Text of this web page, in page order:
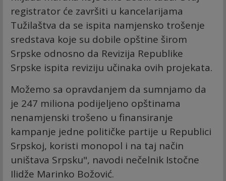
registrator će završiti u kancelarijama
Tužilaštva da se ispita namjensko trošenje
sredstava koje su dobile opštine širom
Srpske odnosno da Revizija Republike
Srpske ispita reviziju učinaka ovih projekata.
Možemo sa opravdanjem da sumnjamo da
je 247 miliona podijeljeno opštinama
nenamjenski trošeno u finansiranje
kampanje jedne političke partije u Republici
Srpskoj, koristi monopol i na taj način
uništava Srpsku", navodi nečelnik Istočne
Ilidže Marinko Božović.